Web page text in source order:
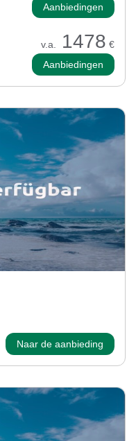
Aanbiedingen
v.a. 1478 €
Aanbiedingen
Naar de aanbieding